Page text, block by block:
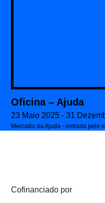
Oficina – Ajuda
23 Maio 2025 - 31
Mercado da Ajuda - entrada pelo
Cofinanciado por